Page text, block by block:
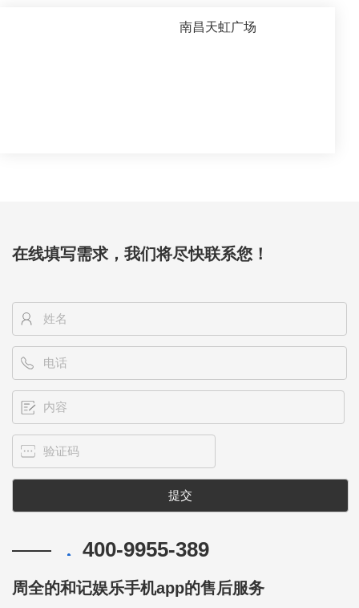
南昌天虹广场
在线填写需求，我们将尽快联系您！
400-9955-389
周全的和记娱乐手机app的售后服务